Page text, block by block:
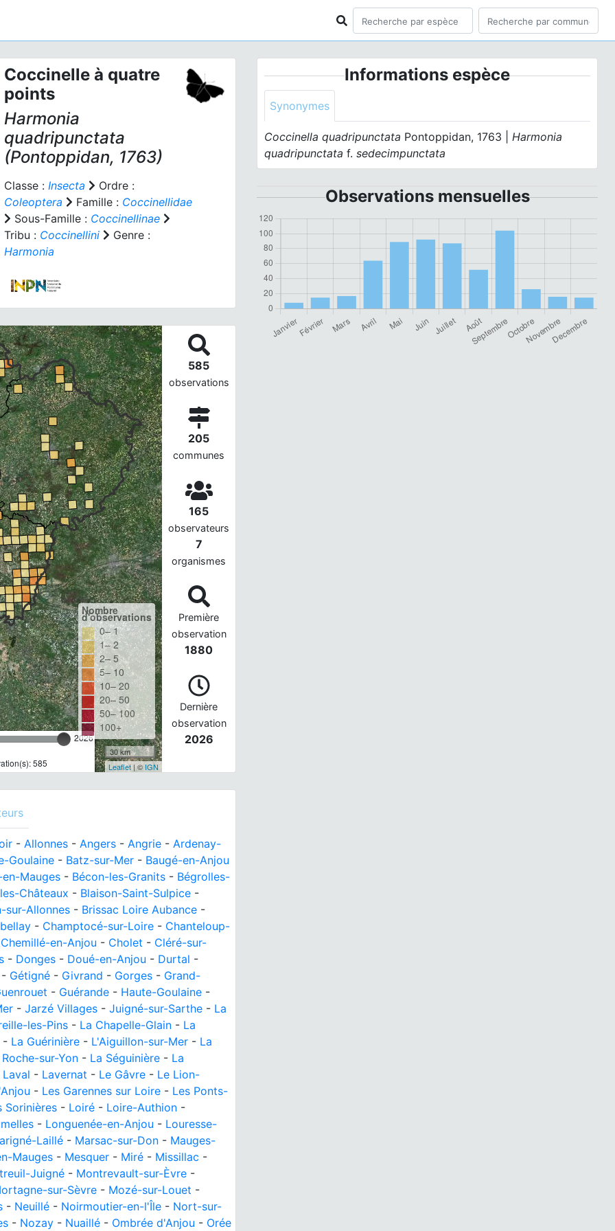
Coccinelle à quatre
points
Harmonia
quadripunctata
(Pontoppidan, 1763)
Classe : Insecta
Ordre :
Coleoptera
Famille : Coccinellidae
Sous-Famille : Coccinellinae
Tribu : Coccinellini
Genre :
Harmonia
2026
585
Nombre
d'observations
0– 1
1– 2
2– 5
5– 10
10– 20
20– 50
50– 100
100+
30 km
Leaflet| © IGN
585
observations
205
communes
165
observateurs
7
organismes
Première
observation
1880
Dernière
observation
2026
- Allonnes - Angers - Angrie - Ardenay-
Goulaine - Batz-sur-Mer - Baugé-en-Anjou
Mauges - Bécon-les-Granits - Bégrolles-
Châteaux - Blaison-Saint-Sulpice -
sur-Allonnes - Brissac Loire Aubance -
- Champtocé-sur-Loire - Chanteloup-
Chemillé-en-Anjou - Cholet - Cléré-sur-
- Donges - Doué-en-Anjou - Durtal -
Gétigné - Givrand - Gorges - Grand-
- Guérande - Haute-Goulaine -
- Jarzé Villages - Juigné-sur-Sarthe - La
les-Pins - La Chapelle-Glain - La
- La Guérinière - L'Aiguillon-sur-Mer - La
sur-Yon - La Séguinière - La
Laval - Lavernat - Le Gâvre - Le Lion-
- Les Garennes sur Loire - Les Ponts-
Sorinières - Loiré - Loire-Authion -
- Longuenée-en-Anjou - Louresse-
Laillé - Marsac-sur-Don - Mauges-
Mauges - Mesquer - Miré - Missillac -
Juigné - Montrevault-sur-Èvre -
sur-Sèvre - Mozé-sur-Louet -
- Neuillé - Noirmoutier-en-l'Île - Nort-sur-
- Nozay - Nuaillé - Ombrée d'Anjou - Orée
Informations espèce
Synonymes
Coccinella quadripunctata Pontoppidan, 1763 |Harmonia
quadripunctataf. sedecimpunctata
Observations mensuelles